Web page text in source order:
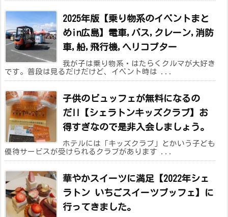
2025年版【乗り物系のイベントまと
めin広島】電車,バス,クレーン,消防
車,船,飛行機,ヘリコプター
我が子は乗り物系・はたらくクルマが大好き
です。普段は見るだけだけど、イベント時は ...
子供のビュッフェが無料になるの
だ!!【シェラトンキッズクラブ】お
得すぎなので是非入会しましょう。
ホテルには「キッズクラブ」とかいう子ども
優待サービスが受けられるクラブがあります ...
華やかスイーツに満足【2022年シェ
ラトン いちごスイーツブッフェ】に
行ってきました。